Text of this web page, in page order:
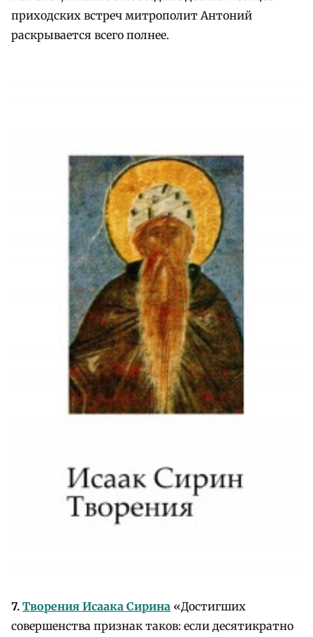
приходских встреч митрополит Антоний
раскрывается всего полнее.
7. Творения Исаака Сирина «Достигших
совершенства признак таков: если десятикратно